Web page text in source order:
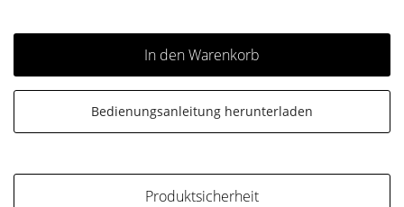
In den Warenkorb
Bedienungsanleitung herunterladen
Produktsicherheit